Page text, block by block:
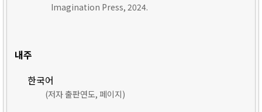
Imagination Press, 2024.
내주
한국어
(저자 출판연도, 페이지)